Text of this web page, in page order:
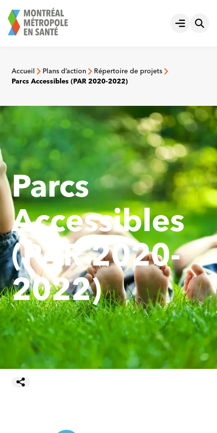
au
contenu
Ouvrir le
Accueil Plans d’action
Répertoire de projets
Parcs Accessibles (PAR 2020-2022)
Parcs
Accessibles
(PAR 2020-
2022)